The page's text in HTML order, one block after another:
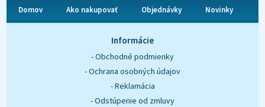
Domov Ako nakupovať Objednávky Novinky
Informácie
- Obchodné podmienky
- Ochrana osobných údajov
- Reklamácia
- Odstúpenie od zmluvy